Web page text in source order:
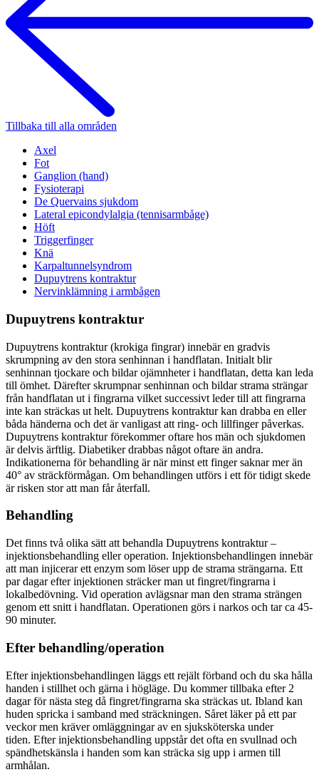
Tillbaka till alla områden
Axel
Fot
Ganglion (hand)
Fysioterapi
De Quervains sjukdom
Lateral epicondylalgia (tennisarmbåge)
Höft
Triggerfinger
Knä
Karpaltunnelsyndrom
Dupuytrens kontraktur
Nervinklämning i armbågen
Dupuytrens kontraktur
Dupuytrens kontraktur (krokiga fingrar) innebär en gradvis
skrumpning av den stora senhinnan i handflatan. Initialt blir
senhinnan tjockare och bildar ojämnheter i handflatan, detta kan leda
till ömhet. Därefter skrumpnar senhinnan och bildar strama strängar
från handflatan ut i fingrarna vilket successivt leder till att fingrarna
inte kan sträckas ut helt. Dupuytrens kontraktur kan drabba en eller
båda händerna och det är vanligast att ring- och lillfinger påverkas.
Dupuytrens kontraktur förekommer oftare hos män och sjukdomen
är delvis ärftlig. Diabetiker drabbas något oftare än andra.
Indikationerna för behandling är när minst ett finger saknar mer än
40° av sträckförmågan. Om behandlingen utförs i ett för tidigt skede
är risken stor att man får återfall.
Behandling
Det finns två olika sätt att behandla Dupuytrens kontraktur –
injektionsbehandling eller operation. Injektionsbehandlingen innebär
att man injicerar ett enzym som löser upp de strama strängarna. Ett
par dagar efter injektionen sträcker man ut fingret/fingrarna i
lokalbedövning. Vid operation avlägsnar man den strama strängen
genom ett snitt i handflatan. Operationen görs i narkos och tar ca 45-
90 minuter.
Efter behandling/operation
Efter injektionsbehandlingen läggs ett rejält förband och du ska hålla
handen i stillhet och gärna i högläge. Du kommer tillbaka efter 2
dagar för nästa steg då fingret/fingrarna ska sträckas ut. Ibland kan
huden spricka i samband med sträckningen. Såret läker på ett par
veckor men kräver omläggningar av en sjuksköterska under
tiden. Efter injektionsbehandling uppstår det ofta en svullnad och
spändhetskänsla i handen som kan sträcka sig upp i armen till
armhålan.